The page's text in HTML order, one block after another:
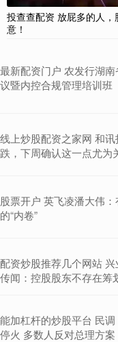
投查查配资 放屁多的人
意！
最新配资门户 农发行湖
议暨内控合规管理培训班
线上炒股配资之家网 和
跌，下周确认这一点尤为
股票开户 英飞凌潘大伟
的“内卷”
配资炒股推荐几个网站
传闻：控股股东不存在筹
能加杠杆的炒股平台 民
停火 多数人反对总理方案